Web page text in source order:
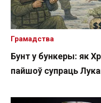
Бунт у бункеры: як
пайшоў супраць
Грамадства